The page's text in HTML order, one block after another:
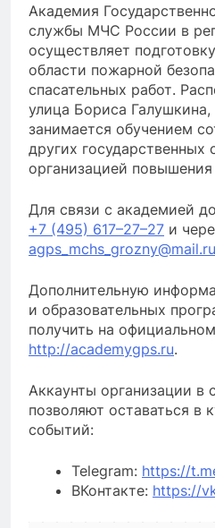
Академия
службы МЧС России в
осуществляет
области пожарной
спасательных работ.
улица Бориса Галушкина,
занимается обучением
других государственных
организацией
Для связи с академией
+7 (495) 617–27–27 и
agps_mchs_grozny@mail.ru
Дополнительную
и образовательных
получить на
http://academygps.ru.
Аккаунты организации в
позволяют оставаться в
событий:
Telegram: https://
ВКонтакте: https://